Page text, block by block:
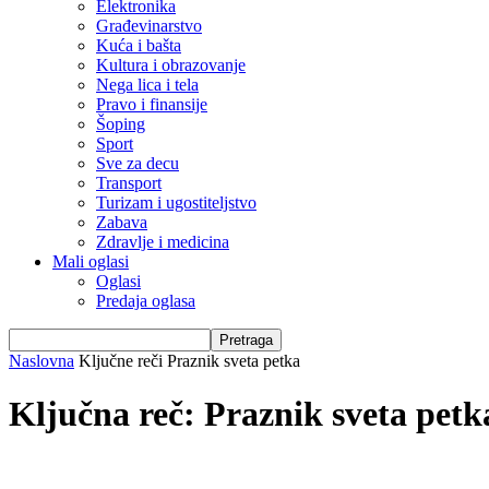
Elektronika
Građevinarstvo
Kuća i bašta
Kultura i obrazovanje
Nega lica i tela
Pravo i finansije
Šoping
Sport
Sve za decu
Transport
Turizam i ugostiteljstvo
Zabava
Zdravlje i medicina
Mali oglasi
Oglasi
Predaja oglasa
Naslovna Ključne reči Praznik sveta petka
Ključna reč: Praznik sveta